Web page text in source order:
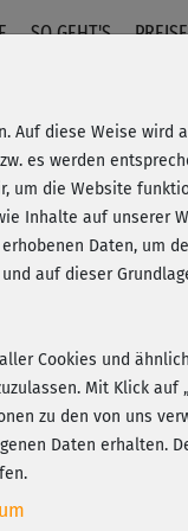
SO GEHT'S PREISE
+ Wunsch-Goodie
Auf diese Weise wird
es werden
um die Website
Inhalte auf unserer
Daten, um
auf dieser
Cookies und
Mit Klick auf
zu den von uns
Daten erhalten.